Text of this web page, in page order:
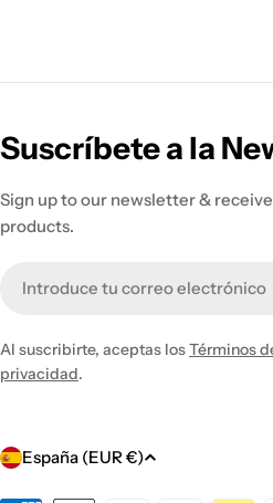
Suscríbete a la
Sign up to our newsletter &
products.
electrónico
Al suscribirte, aceptas losTérminos
privacidad.
P
España (EUR €)